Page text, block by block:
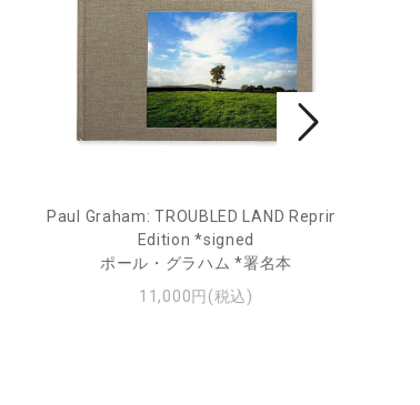
Paul Graham: TROUBLED LAND Reprint
Edition *signed
ポール・グラハム *署名本
11,000円(税込)